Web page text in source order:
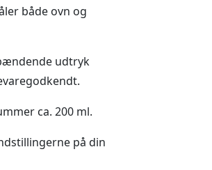
både ovn og
udtryk
ca. 200 ml.
på din